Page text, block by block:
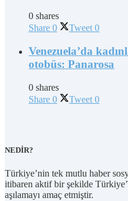
0 shares
Share 0 Tweet 0
Venezuela’da
otobüs: Panarosa
0 shares
Share 0 Tweet 0
NEDİR?
Türkiye’nin tek mutlu haber
itibaren aktif bir şekilde
aşılamayı amaç etmiştir.